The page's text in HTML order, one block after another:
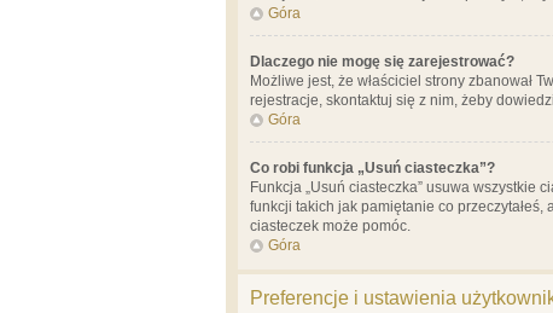
Góra
Dlaczego nie mogę się zarejestrować?
Możliwe jest, że właściciel strony zbanował
rejestracje, skontaktuj się z nim, żeby
Góra
Co robi funkcja „Usuń ciasteczka”?
Funkcja „Usuń ciasteczka” usuwa wszystkie
funkcji takich jak pamiętanie co
ciasteczek może pomóc.
Góra
Preferencje i ustawienia